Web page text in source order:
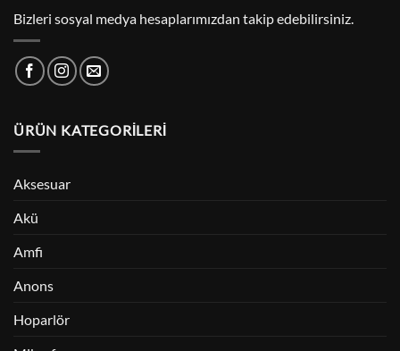
Bizleri sosyal medya hesaplarımızdan takip edebilirsiniz.
ÜRÜN KATEGORILERI
Aksesuar
Akü
Amfi
Anons
Hoparlör